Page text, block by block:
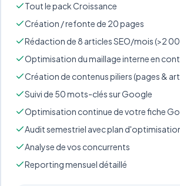
Tout le pack Croissance
Création / refonte de 20 pages
Rédaction de 8 articles SEO/mois (>2
Optimisation du maillage interne en
Création de contenus piliers (pages &
Suivi de 50 mots-clés sur Google
Optimisation continue de votre fiche
Audit semestriel avec plan
Analyse de vos concurrents
Reporting mensuel détaillé